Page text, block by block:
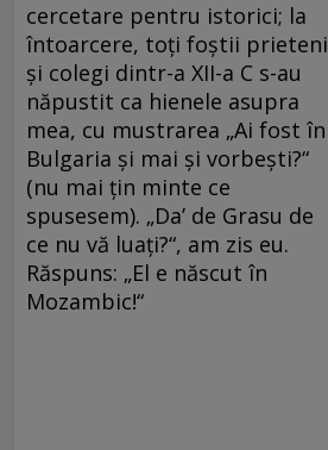
cercetare pentru istorici; la
întoarcere, toți foștii prieteni
și colegi dintr-a XII-a C s-au
năpustit ca hienele asupra
mea, cu mustrarea „Ai fost în
Bulgaria și mai și vorbești?“
(nu mai țin minte ce
spusesem). „Da’ de Grasu de
ce nu vă luați?“, am zis eu.
Răspuns: „El e născut în
Mozambic!“